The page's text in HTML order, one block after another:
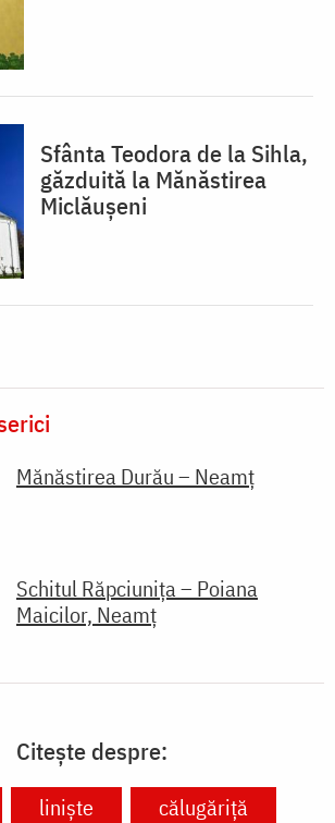
Sfânta Teodora de la Sihla,
găzduită la Mănăstirea
Miclăușeni
Mănăstirea Durău – Neamț
Schitul Răpciunița – Poiana
Maicilor, Neamț
Citește despre:
liniște
călugăriță